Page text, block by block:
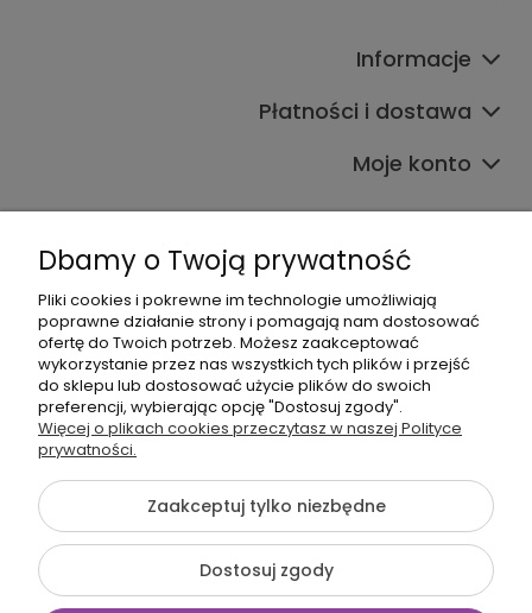
Informacje
Płatności i dostawa
Moje konto
608017795
bok@babymama.pl
Sklep dla dzieci - nazwa firmy:
Baby Shower Katarzyna Pawłowska
ul. Belgradzka 14
02-793 Warszawa, Polska
NIP: 526-230-67-54
©2026 Wszelkie Prawa Zastrzeżone | BabyMama.pl
Dbamy o Twoją prywatność
Pliki cookies i pokrewne im technologie umożliwiają
poprawne działanie strony i pomagają nam dostosować
ofertę do Twoich potrzeb. Możesz zaakceptować
wykorzystanie przez nas wszystkich tych plików i przejść
do sklepu lub dostosować użycie plików do swoich
preferencji, wybierając opcję "Dostosuj zgody".
Więcej o plikach cookies przeczytasz w naszej Polityce
prywatności.
Zaakceptuj tylko niezbędne
Dostosuj zgody